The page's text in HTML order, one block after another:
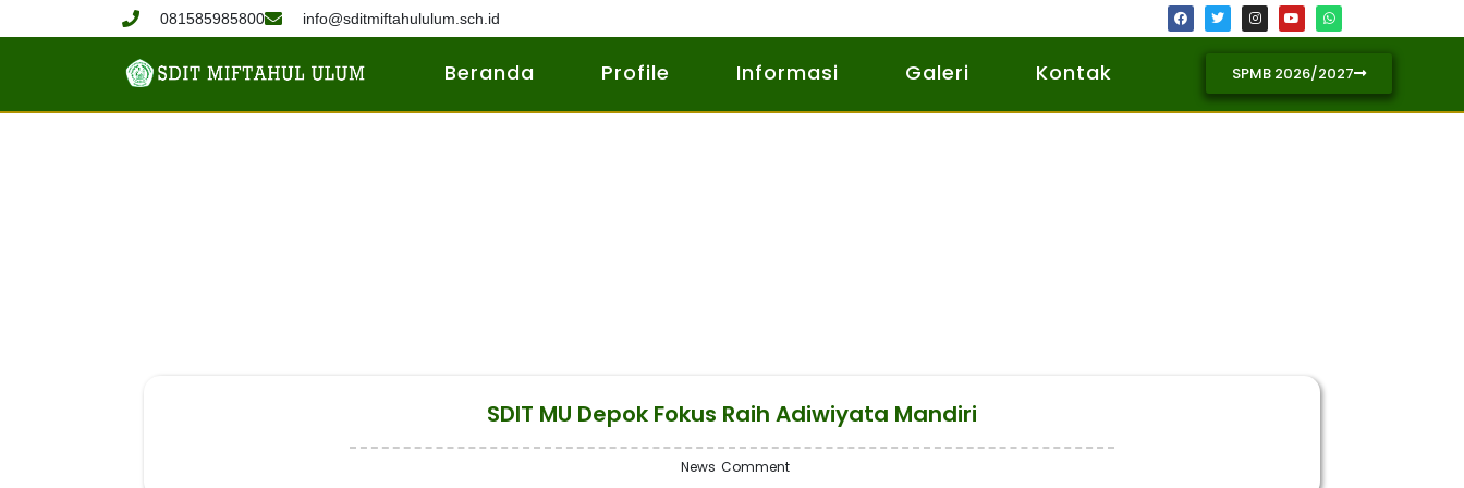
081585985800 info@sditmiftahululum.sch.id
Beranda Profile Informasi Galeri Kontak SPMB 2026/2027
SDIT MU Depok Fokus Raih Adiwiyata Mandiri
News Comment